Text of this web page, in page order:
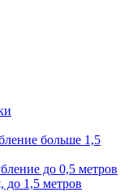
больше 1,5
до 0,5 метров
до 1,5 метров